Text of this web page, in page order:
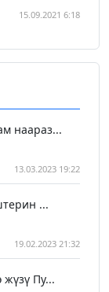
15.09.2021 6:18
наараз...
13.03.2023 19:22
...
19.02.2023 21:32
Пу...